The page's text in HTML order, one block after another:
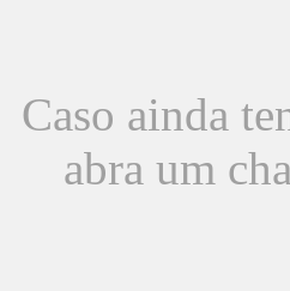
Caso ainda
abra um